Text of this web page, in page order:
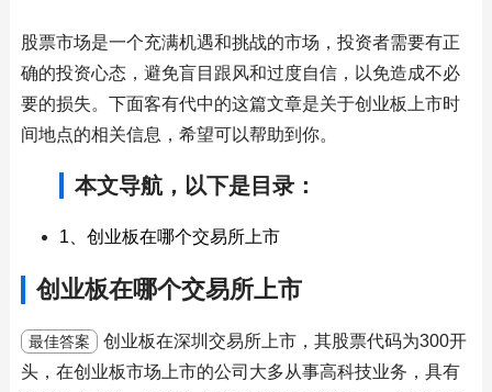
股票市场是一个充满机遇和挑战的市场，投资者需要有正
确的投资心态，避免盲目跟风和过度自信，以免造成不必
要的损失。下面客有代中的这篇文章是关于创业板上市时
间地点的相关信息，希望可以帮助到你。
本文导航，以下是目录：
1、创业板在哪个交易所上市
创业板在哪个交易所上市
最佳答案
创业板在深圳交易所上市，其股票代码为300开
头，在创业板市场上市的公司大多从事高科技业务，具有